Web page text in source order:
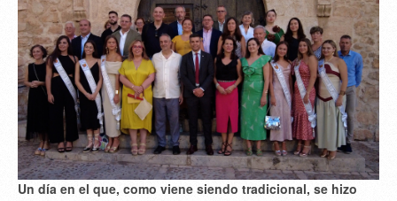
Un día en el que, como viene siendo tradicional, se hizo